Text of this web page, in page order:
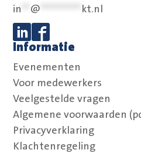
in
@ kt.nl
Volg ons op
Volg ons op
Informatie
Evenementen
Voor medewerkers
Veelgestelde vragen
Algemene voorwaarden
Privacyverklaring
Klachtenregeling